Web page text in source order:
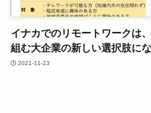
イナカでのリモートワークは
組む大企業の新しい選択肢に
2021-11-23